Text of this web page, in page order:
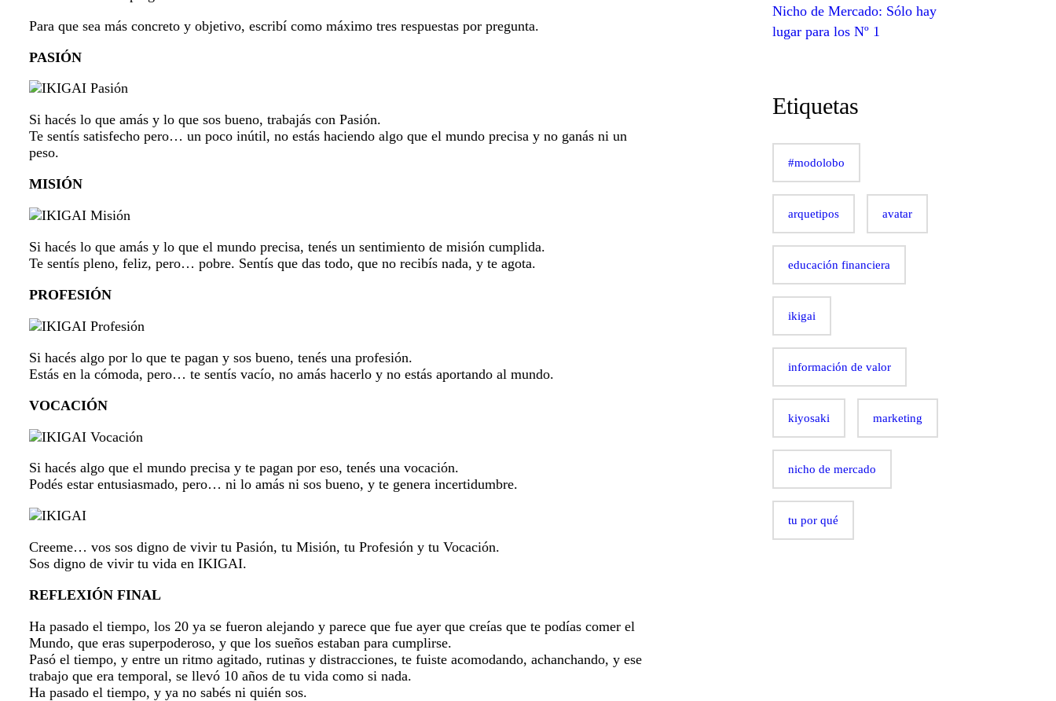
Para que sea más concreto y objetivo, escribí como máximo tres respuestas por pregunta.
PASIÓN
Si hacés lo que amás y lo que sos bueno, trabajás con Pasión.
Te sentís satisfecho pero… un poco inútil, no estás haciendo algo que el mundo precisa y no ganás ni un
peso.
MISIÓN
Si hacés lo que amás y lo que el mundo precisa, tenés un sentimiento de misión cumplida.
Te sentís pleno, feliz, pero… pobre. Sentís que das todo, que no recibís nada, y te agota.
PROFESIÓN
Si hacés algo por lo que te pagan y sos bueno, tenés una profesión.
Estás en la cómoda, pero… te sentís vacío, no amás hacerlo y no estás aportando al mundo.
VOCACIÓN
Si hacés algo que el mundo precisa y te pagan por eso, tenés una vocación.
Podés estar entusiasmado, pero… ni lo amás ni sos bueno, y te genera incertidumbre.
Creeme… vos sos digno de vivir tu Pasión, tu Misión, tu Profesión y tu Vocación.
Sos digno de vivir tu vida en IKIGAI.
REFLEXIÓN FINAL
Ha pasado el tiempo, los 20 ya se fueron alejando y parece que fue ayer que creías que te podías comer el
Mundo, que eras superpoderoso, y que los sueños estaban para cumplirse.
Pasó el tiempo, y entre un ritmo agitado, rutinas y distracciones, te fuiste acomodando, achanchando, y ese
trabajo que era temporal, se llevó 10 años de tu vida como si nada.
Ha pasado el tiempo, y ya no sabés ni quién sos.
Nicho de Mercado: Sólo hay
lugar para los Nº 1
Etiquetas
#modolobo
arquetipos avatar
educación financiera
ikigai
información de valor
kiyosaki marketing
nicho de mercado
tu por qué